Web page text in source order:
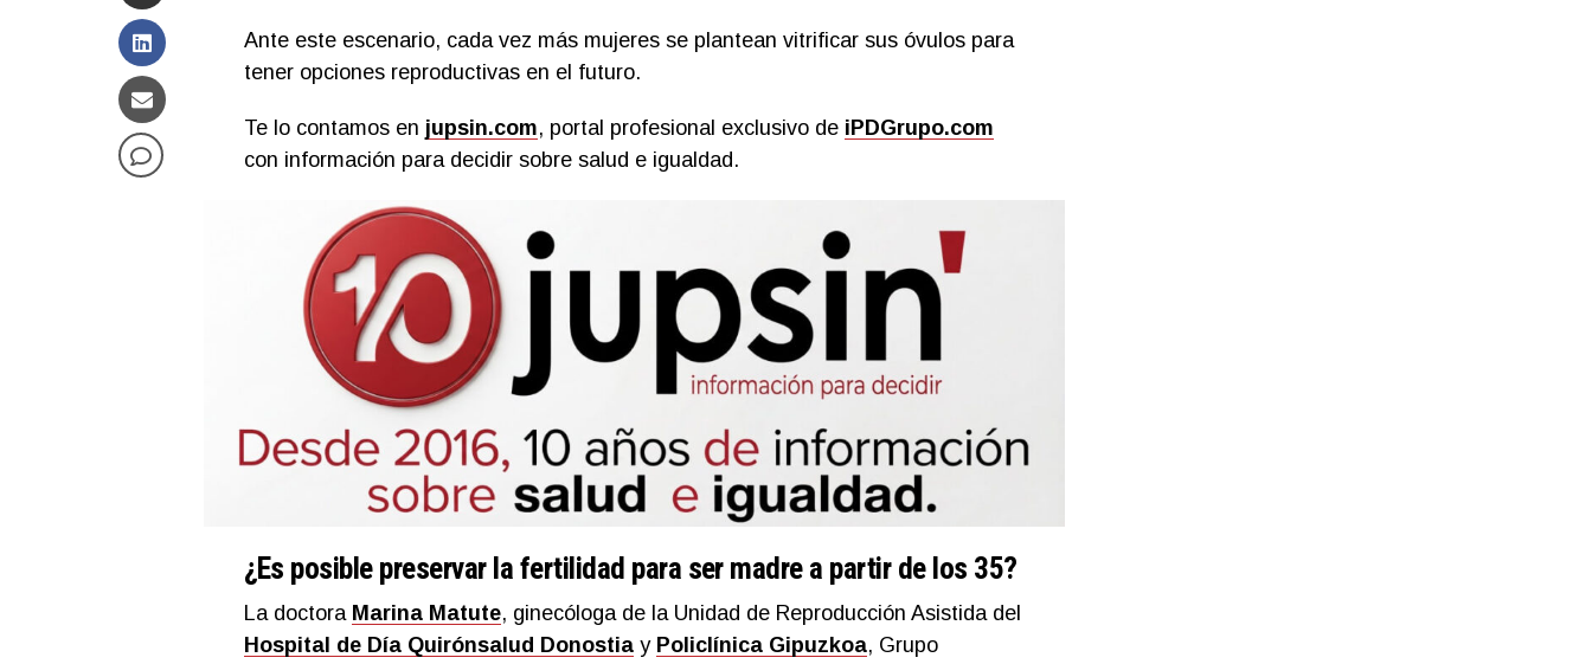
Ante este escenario, cada vez más mujeres se plantean vitrificar sus óvulos para
tener opciones reproductivas en el futuro.
Te lo contamos en jupsin.com, portal profesional exclusivo de iPDGrupo.com
con información para decidir sobre salud e igualdad.
¿Es posible preservar la fertilidad para ser madre a partir de los 35?
La doctora Marina Matute, ginecóloga de la Unidad de Reproducción Asistida del
Hospital de Día Quirónsalud Donostiay Policlínica Gipuzkoa, Grupo